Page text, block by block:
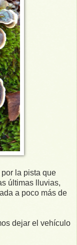
la pista que
últimas lluvias,
a poco más de
dejar el vehículo